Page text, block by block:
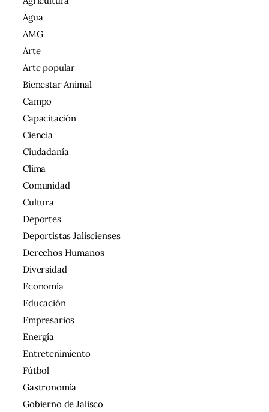
Agua
AMG
Arte
Arte popular
Bienestar Animal
Campo
Capacitación
Ciencia
Ciudadanía
Clima
Comunidad
Cultura
Deportes
Deportistas Jaliscienses
Derechos Humanos
Diversidad
Economía
Educación
Empresarios
Energía
Entretenimiento
Fútbol
Gastronomía
Gobierno de Jalisco